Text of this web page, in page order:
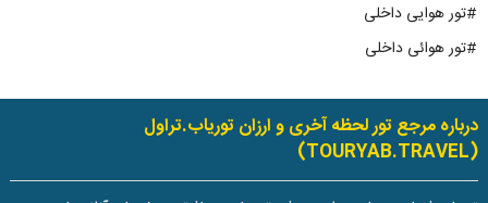
#تور هوایی داخلی
#تور هوائی داخلی
درباره مرجع تور لحظه آخری و ارزان توریاب.تراول
(TOURYAB.TRAVEL)